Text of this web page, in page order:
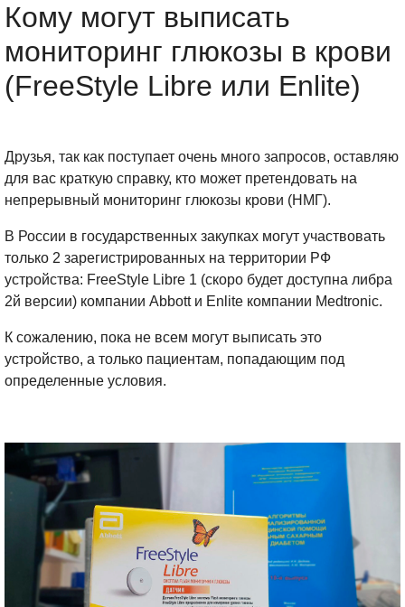
Кому могут выписать
мониторинг глюкозы в крови
(FreeStyle Libre или Enlite)
Друзья, так как поступает очень много запросов, оставляю
для вас краткую справку, кто может претендовать на
непрерывный мониторинг глюкозы крови (НМГ).⠀
В России в государственных закупках могут участвовать
только 2 зарегистрированных на территории РФ
устройства: FreeStyle Libre 1 (скоро будет доступна либра
2й версии) компании Abbott и Enlite компании Medtronic.⠀
К сожалению, пока не всем могут выписать это
устройство, а только пациентам, попадающим под
определенные условия.